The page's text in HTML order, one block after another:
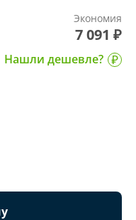
Экономия
7 091 ₽
Нашли дешевле?